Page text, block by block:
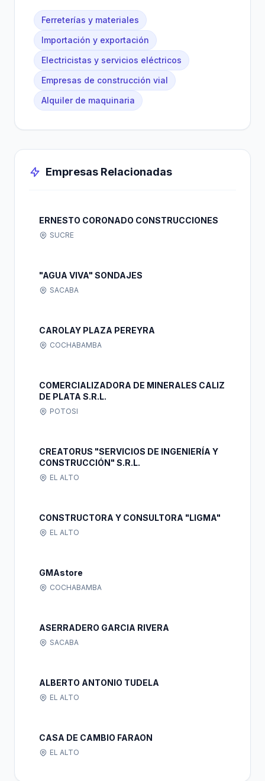
Ferreterías y materiales
Importación y exportación
Electricistas y servicios eléctricos
Empresas de construcción vial
Alquiler de maquinaria
Empresas Relacionadas
ERNESTO CORONADO CONSTRUCCIONES
SUCRE
"AGUA VIVA" SONDAJES
SACABA
CAROLAY PLAZA PEREYRA
COCHABAMBA
COMERCIALIZADORA DE MINERALES CALIZ
DE PLATA S.R.L.
POTOSI
CREATORUS "SERVICIOS DE INGENIERÍA Y
CONSTRUCCIÓN" S.R.L.
EL ALTO
CONSTRUCTORA Y CONSULTORA "LIGMA"
EL ALTO
GMAstore
COCHABAMBA
ASERRADERO GARCIA RIVERA
SACABA
ALBERTO ANTONIO TUDELA
EL ALTO
CASA DE CAMBIO FARAON
EL ALTO